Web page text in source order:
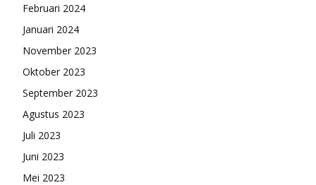
Februari 2024
Januari 2024
November 2023
Oktober 2023
September 2023
Agustus 2023
Juli 2023
Juni 2023
Mei 2023